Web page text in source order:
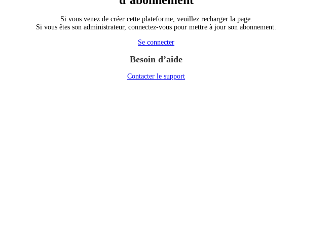
Si vous venez de créer cette plateforme, veuillez recharger la page.
Si vous êtes son administrateur, connectez-vous pour mettre à jour son abonnement.
Se connecter
Besoin d’aide
Contacter le support